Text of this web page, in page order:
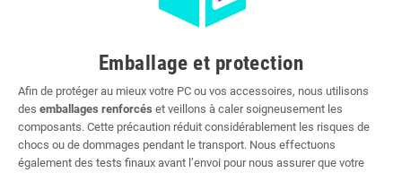
Emballage et protection
Afin de protéger au mieux votre PC ou vos accessoires, nous utilisons
des emballages renforcés et veillons à caler soigneusement les
composants. Cette précaution réduit considérablement les risques de
chocs ou de dommages pendant le transport. Nous effectuons
également des tests finaux avant l’envoi pour nous assurer que votre